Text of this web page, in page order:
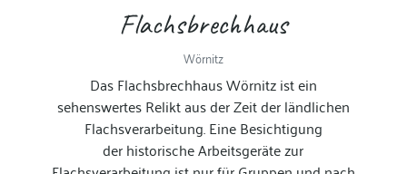
Flachsbrechhaus
Wörnitz
Das Flachsbrechhaus Wörnitz ist ein
sehenswertes Relikt aus der Zeit der ländlichen
Flachsverarbeitung. Eine Besichtigung
derhistorische Arbeitsgeräte zur